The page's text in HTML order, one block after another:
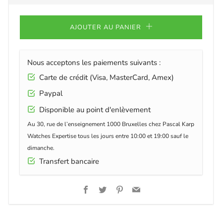
AJOUTER AU PANIER
Nous acceptons les paiements suivants :
Carte de crédit (Visa, MasterCard, Amex)
Paypal
Disponible au point d'enlèvement
Au 30, rue de l’enseignement 1000 Bruxelles chez Pascal Karp
Watches Expertise tous les jours entre 10:00 et 19:00 sauf le
dimanche.
Transfert bancaire
Facebook
TwitterPinterest
Email